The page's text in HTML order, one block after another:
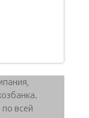
всей